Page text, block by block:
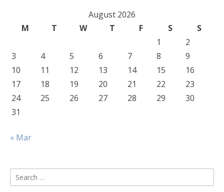
August 2026
M
T W T F S
S
1
2
3
4 5 6 7 8
9
10
11 12 13 14 15
16
17
18 19 20 21 22
23
24
25 26 27 28 29
30
31
« Mar
Search
for: